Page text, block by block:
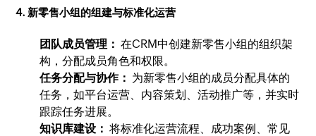
4. 新零售小组的组建与标准化运营
团队成员管理： 在CRM中创建新零售小组的组织架
构，分配成员角色和权限。
任务分配与协作： 为新零售小组的成员分配具体的
任务，如平台运营、内容策划、活动推广等，并实时
跟踪任务进展。
知识库建设： 将标准化运营流程、成功案例、常见